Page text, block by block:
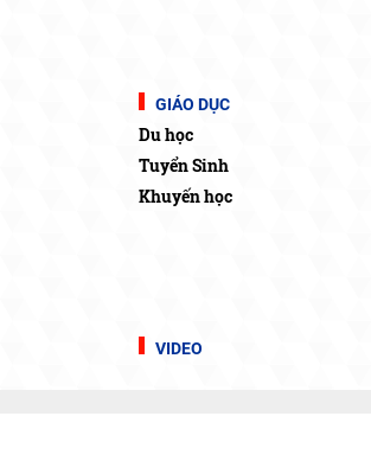
GIÁO DỤC
Du học
Tuyển Sinh
Khuyến học
VIDEO